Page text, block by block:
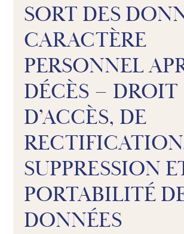
SORT DES
CARACTÈRE
PERSONNEL
DÉCÈS – DROIT
D’ACCÈS, DE
SUPPRESSION
PORTABILITÉ
DONNÉES